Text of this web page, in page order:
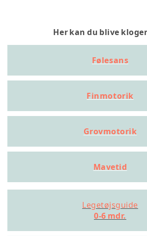
Her kan du blive
Følesans
Finmotorik
Grovmotorik
Mavetid
Legetøjsguide
0-6 mdr.